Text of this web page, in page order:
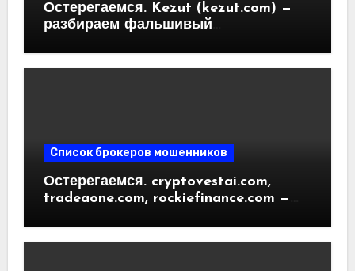
Остерегаемся. Kezut (kezut.com) —
разбираем фальшивый
вернуть деньги. Отзывы
Список брокеров мошенников
Остерегаемся. cryptovestai.com,
tradeaone.com, rockiefinance.com —